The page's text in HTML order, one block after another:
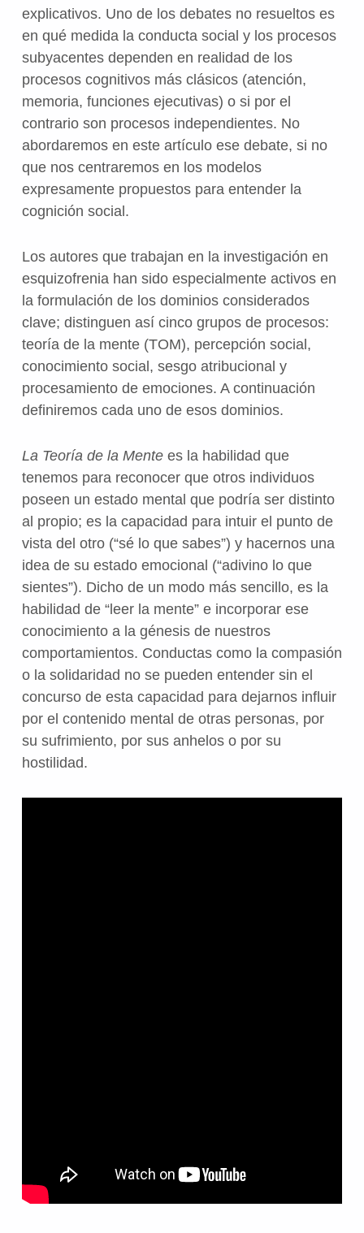
explicativos. Uno de los debates no resueltos es
en qué medida la conducta social y los procesos
subyacentes dependen en realidad de los
procesos cognitivos más clásicos (atención,
memoria, funciones ejecutivas) o si por el
contrario son procesos independientes. No
abordaremos en este artículo ese debate, si no
que nos centraremos en los modelos
expresamente propuestos para entender la
cognición social.
Los autores que trabajan en la investigación en
esquizofrenia han sido especialmente activos en
la formulación de los dominios considerados
clave; distinguen así cinco grupos de procesos:
teoría de la mente (TOM), percepción social,
conocimiento social, sesgo atribucional y
procesamiento de emociones. A continuación
definiremos cada uno de esos dominios.
La Teoría de la Mentees la habilidad que
tenemos para reconocer que otros individuos
poseen un estado mental que podría ser distinto
al propio; es la capacidad para intuir el punto de
vista del otro (“sé lo que sabes”) y hacernos una
idea de su estado emocional (“adivino lo que
sientes”). Dicho de un modo más sencillo, es la
habilidad de “leer la mente” e incorporar ese
conocimiento a la génesis de nuestros
comportamientos. Conductas como la compasión
o la solidaridad no se pueden entender sin el
concurso de esta capacidad para dejarnos influir
por el contenido mental de otras personas, por
su sufrimiento, por sus anhelos o por su
hostilidad.